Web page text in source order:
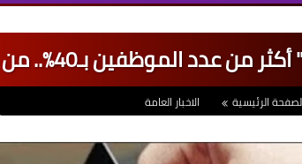
بـ40%.. من يمتلك هذه البطاقات؟
الرئيسية الاخبار العامة